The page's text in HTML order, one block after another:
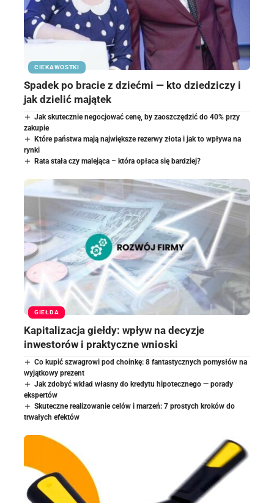
CIEKAWOSTKI
Spadek po bracie z dziećmi — kto dziedziczy i
jak dzielić majątek
Jak skutecznie negocjować cenę, by zaoszczędzić do 40% przy
zakupie
Które państwa mają największe rezerwy złota i jak to wpływa na
rynki
Rata stała czy malejąca – która opłaca się bardziej?
GIEŁDA
Kapitalizacja giełdy: wpływ na decyzje
inwestorów i praktyczne wnioski
Co kupić szwagrowi pod choinkę: 8 fantastycznych pomysłów na
wyjątkowy prezent
Jak zdobyć wkład własny do kredytu hipotecznego — porady
ekspertów
Skuteczne realizowanie celów i marzeń: 7 prostych kroków do
trwałych efektów